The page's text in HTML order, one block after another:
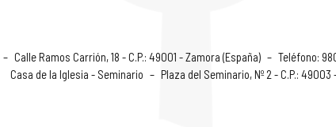
– Calle Ramos Carrión, 18 - C.P.: 49001 - Zamora (España) – Teléfono:
Casa de la Iglesia - Seminario – Plaza del Seminario, Nº 2 - C.P.: 49003